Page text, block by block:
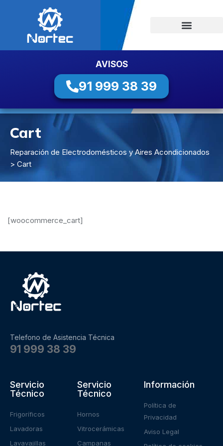
AVISOS
91 999 38 39
Cart
Reparación de Electrodomésticos y Aires Acondicionados
> Cart
[woocommerce_cart]
Telefono de Asistencia Técnica
91 999 38 39
Servicio
Técnico
Frigoríficos
Lavadoras
Lavavajillas
Servicio
Técnico
Hornos
Vitrocerámicas
Campanas
Información
Política de
Privacidad
Aviso Legal